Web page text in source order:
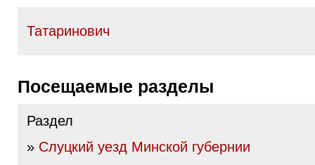
Татаринович
Посещаемые разделы
Раздел
» Слуцкий уезд Минской губернии